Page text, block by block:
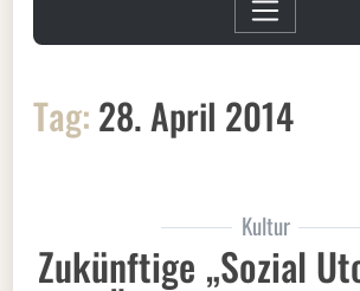
Tag: 28. April 2014
Kultur
Zukünftige „Sozial